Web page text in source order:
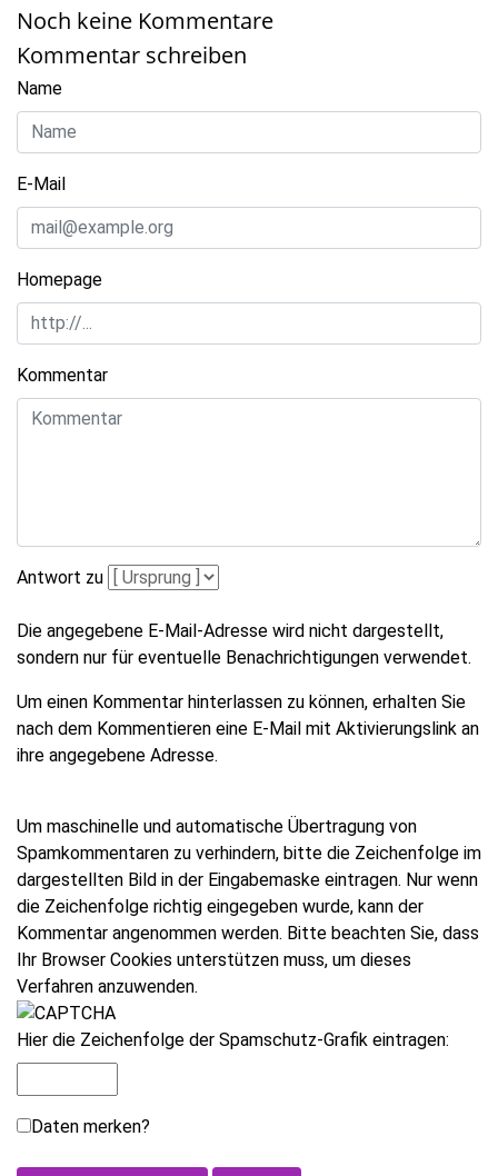
Noch keine Kommentare
Kommentar schreiben
Name
E-Mail
Homepage
Kommentar
Antwort zu
Die angegebene E-Mail-Adresse wird nicht dargestellt,
sondern nur für eventuelle Benachrichtigungen verwendet.
Um einen Kommentar hinterlassen zu können, erhalten Sie
nach dem Kommentieren eine E-Mail mit Aktivierungslink an
ihre angegebene Adresse.
Um maschinelle und automatische Übertragung von
Spamkommentaren zu verhindern, bitte die Zeichenfolge im
dargestellten Bild in der Eingabemaske eintragen. Nur wenn
die Zeichenfolge richtig eingegeben wurde, kann der
Kommentar angenommen werden. Bitte beachten Sie, dass
Ihr Browser Cookies unterstützen muss, um dieses
Verfahren anzuwenden.
Hier die Zeichenfolge der Spamschutz-Grafik eintragen:
Daten merken?